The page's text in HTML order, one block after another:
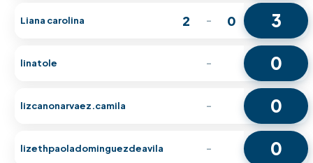
Liana carolina 2 - 0 3
linatole - 0
lizcanonarvaez.camila - 0
lizethpaoladominguezdeavila - 0